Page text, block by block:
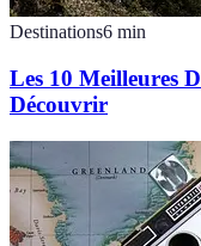
Destinations6 min
Les 10 Meilleures
Découvrir